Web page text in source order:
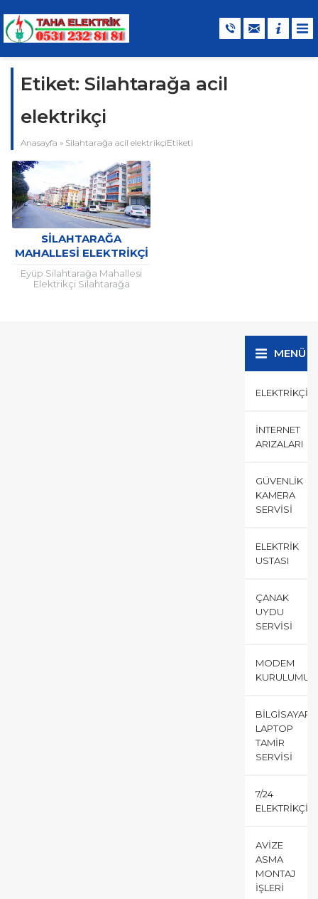
Etiket: Silahtarağa acil
elektrikçi
Anasayfa » Silahtarağa acil elektrikçiEtiketi
SILAHTARAĞA
MAHALLESI ELEKTRIKÇI
Eyüp Silahtarağa Mahallesi
Elektrikçi Silahtarağa
MENÜ
ELEKTRIKÇI
İNTERNET
ARIZALARI
GÜVENLIK
KAMERA
SERVISI
ELEKTRIK
USTASI
ÇANAK
UYDU
SERVISI
MODEM
KURULUMU
BILGISAYAR
LAPTOP
TAMIR
SERVISI
7/24
ELEKTRIKÇI
AVIZE
ASMA
MONTAJ
İŞLERI